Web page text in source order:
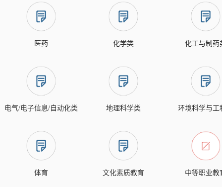
医药 化学类 化工与制药
电气/电子信息/自动化类 地理科学类 环境科学与工
体育 文化素质教育 中等职业教